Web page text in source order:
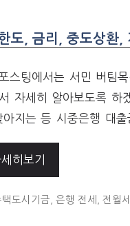
도, 금리, 중도상환,
스팅에서는 서민 버팀
자세히 알아보도록 하
아지는 등 시중은행 대
히보기
택도시기금 ,은행 전세 ,전월